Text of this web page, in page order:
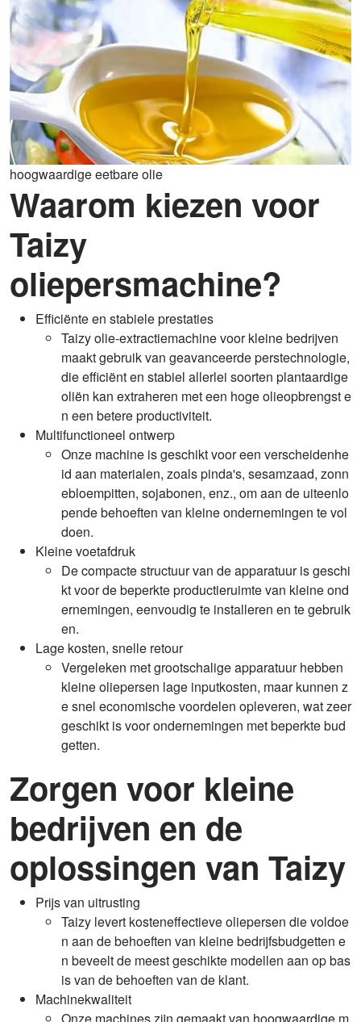
hoogwaardige eetbare olie
Waarom kiezen voor
Taizy
oliepersmachine?
Efficiënte en stabiele prestaties
Taizy olie-extractiemachine voor kleine bedrijven
maakt gebruik van geavanceerde perstechnologie,
die efficiënt en stabiel allerlei soorten plantaardige
oliën kan extraheren met een hoge olieopbrengst e
n een betere productiviteit.
Multifunctioneel ontwerp
Onze machine is geschikt voor een verscheidenhe
id aan materialen, zoals pinda's, sesamzaad, zonn
ebloempitten, sojabonen, enz., om aan de uiteenlo
pende behoeften van kleine ondernemingen te vol
doen.
Kleine voetafdruk
De compacte structuur van de apparatuur is geschi
kt voor de beperkte productieruimte van kleine ond
ernemingen, eenvoudig te installeren en te gebruik
en.
Lage kosten, snelle retour
Vergeleken met grootschalige apparatuur hebben
kleine oliepersen lage inputkosten, maar kunnen z
e snel economische voordelen opleveren, wat zeer
geschikt is voor ondernemingen met beperkte bud
getten.
Zorgen voor kleine
bedrijven en de
oplossingen van Taizy
Prijs van uitrusting
Taizy levert kosteneffectieve oliepersen die voldoe
n aan de behoeften van kleine bedrijfsbudgetten e
n beveelt de meest geschikte modellen aan op bas
is van de behoeften van de klant.
Machinekwaliteit